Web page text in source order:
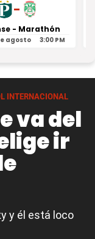
-
- Marathón
agosto 3:00 PM
INTERNACIONAL
va del
ir
y él está loco